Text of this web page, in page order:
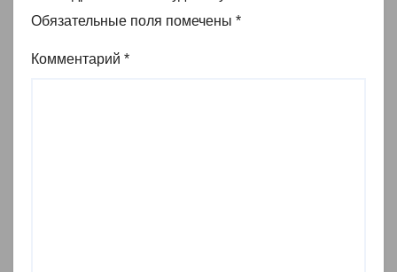
Обязательные поля помечены *
Комментарий *